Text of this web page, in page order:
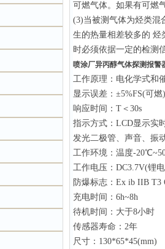
可燃气体。如果有可燃
(3)当被测气体为烃类混
生的热量相差较多的 烃
时必须依据一定的检测
喷涂厂异丙醇气体探测报警
工作原理：电化学式和
显示误差：±5%FS(可
响应时间：T＜30s
指示方式：LCD显示实
发光二极管、声音、振
工作环境：温度-
工作电压：DC3.7V(锂
防爆标志：Ex ib IIB T3
充电时间：6h~8h
待机时间：大于8小时
传感器寿命：2年
尺寸：130*65*45(mm)